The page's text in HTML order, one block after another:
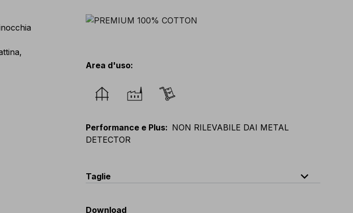
Area d'uso:
Performance e Plus: NON RILEVABILE DAI METAL
DETECTOR
Taglie expand_less
Download